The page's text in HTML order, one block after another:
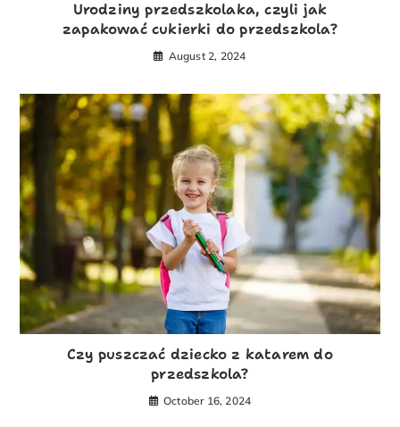
Urodziny przedszkolaka, czyli jak
zapakować cukierki do przedszkola?
August 2, 2024
Czy puszczać dziecko z katarem do
przedszkola?
October 16, 2024